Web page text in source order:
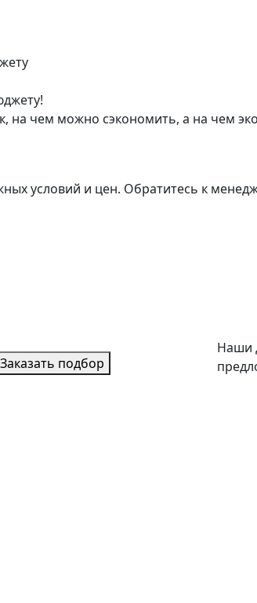
на чем можно сэкономить, а на чем
условий и цен. Обратитесь к
Заказать подбор
Наши